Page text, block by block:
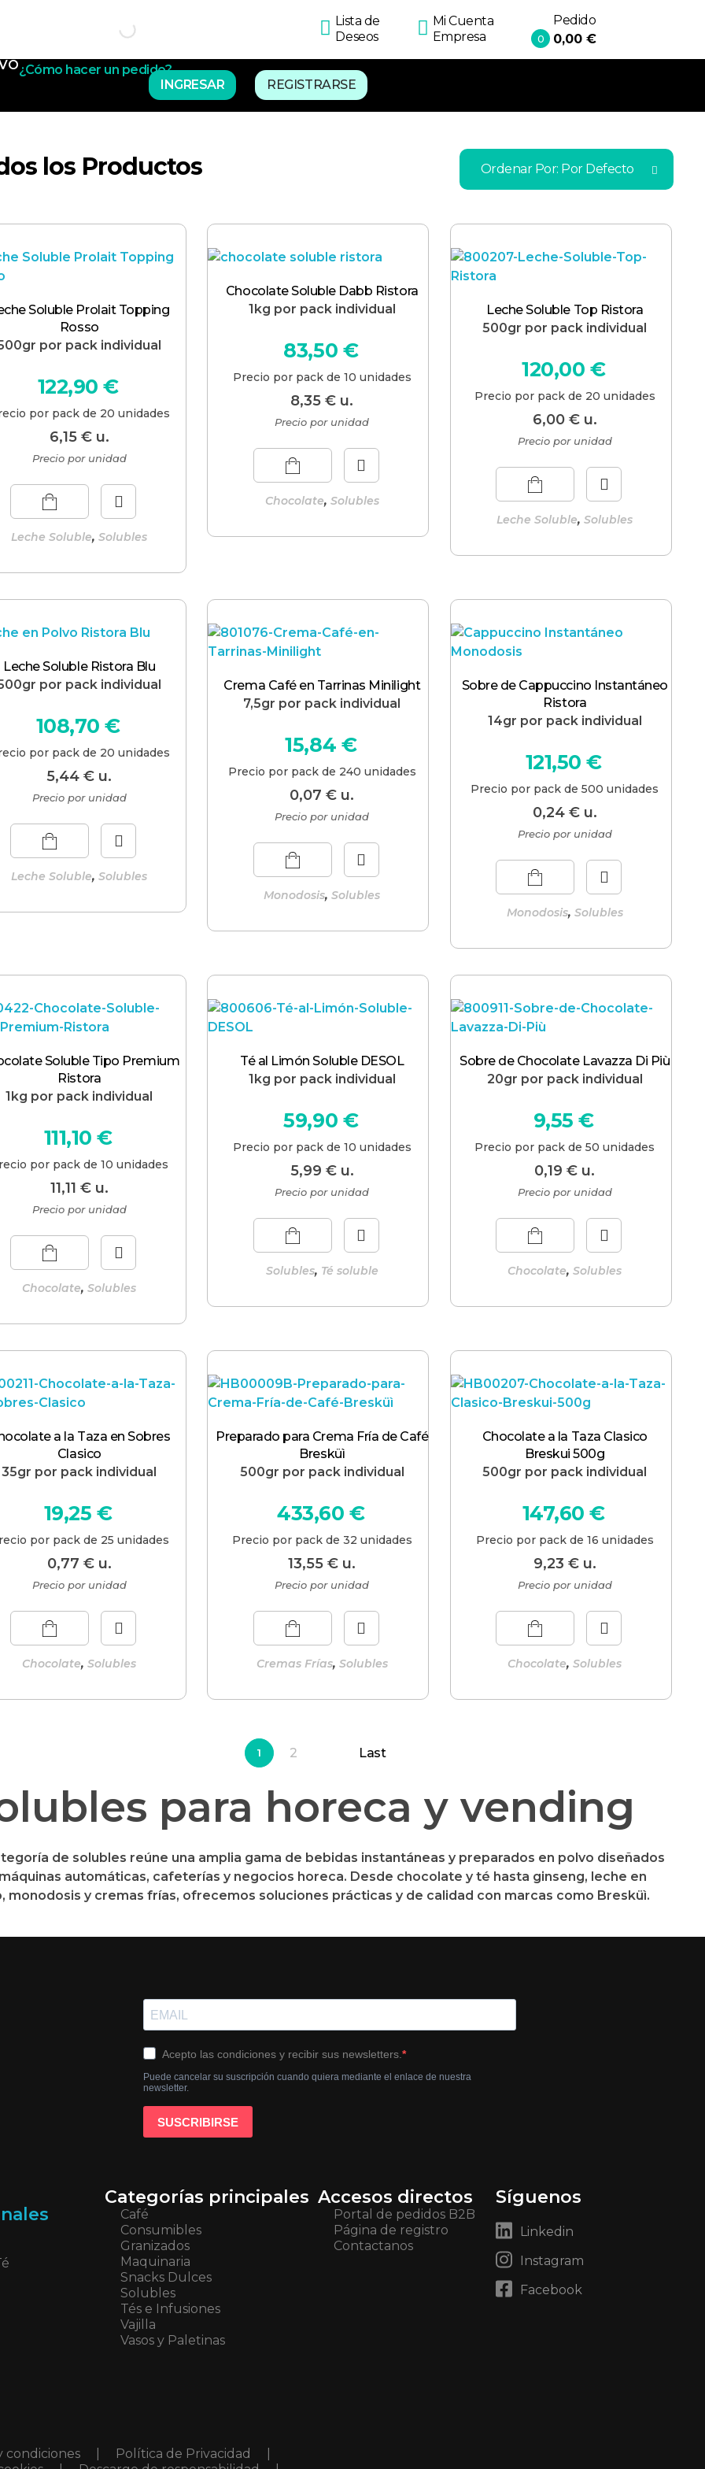
Lista de
Deseos
Mi Cuenta
Empresa
0
Pedido
0,00€
¿Cómo hacer un pedido?
INGRESAR
REGISTRARSE
los Productos Ordenar Por: Por Defecto
Soluble Prolait Topping
Rosso
por pack individual
6,15 €u.
122,90€
por pack de 20 unidades
Leche Soluble,Solubles
Precio por unidad
Chocolate Soluble Dabb Ristora
1kg por pack individual
8,35€ u.
83,50 €
Precio por pack de 10 unidades
Chocolate, Solubles
Precio por unidad
Leche Soluble Top Ristora
500gr por pack individual
6,00 €u.
120,00 €
Precio por pack de 20 unidades
Leche Soluble,Solubles
Precio por unidad
Leche Soluble Ristora Blu
por pack individual
5,44€ u.
108,70€
por pack de 20 unidades
Leche Soluble,Solubles
Precio por unidad
Crema Café en Tarrinas Minilight
7,5gr por pack individual
0,07€ u.
15,84 €
Precio por pack de 240 unidades
Monodosis,Solubles
Precio por unidad
Sobre de Cappuccino Instantáneo
Ristora
14gr por pack individual
0,24 €u.
121,50€
Precio por pack de 500 unidades
Monodosis, Solubles
Precio por unidad
Soluble Tipo Premium
Ristora
1kg por pack individual
11,11 €u.
111,10€
por pack de 10 unidades
Chocolate,Solubles
Precio por unidad
Té al Limón Soluble DESOL
1kg por pack individual
5,99 €u.
59,90 €
Precio por pack de 10 unidades
Solubles, Té soluble
Precio por unidad
Sobre de Chocolate Lavazza Di Più
20gr por pack individual
0,19€ u.
9,55€
Precio por pack de 50 unidades
Chocolate,Solubles
Precio por unidad
a la Taza en Sobres
Clasico
35gr por pack individual
0,77 €u.
19,25€
por pack de 25 unidades
Chocolate,Solubles
Precio por unidad
Preparado para Crema Fría de Café
Bresküì
500gr por pack individual
13,55€ u.
433,60 €
Precio por pack de 32 unidades
Cremas Frías, Solubles
Precio por unidad
Chocolate a la Taza Clasico
Breskui 500g
500gr por pack individual
9,23 €u.
147,60€
Precio por pack de 16 unidades
Chocolate,Solubles
Precio por unidad
1 2 Last
para horeca y vending
de solubles reúne una amplia gama de bebidas instantáneas y preparados en polvo diseñados
automáticas, cafeterías y negocios horeca. Desde chocolate y té hasta ginseng, leche en
monodosis y cremas frías, ofrecemos soluciones prácticas y de calidad con marcas como Bresküì.
Categorías principales
Café
Consumibles
Granizados
Maquinaria
Snacks Dulces
Solubles
Tés e Infusiones
Vajilla
Vasos y Paletinas
Accesos directos
Portal de pedidos B2B
Página de registro
Contactanos
Síguenos
Linkedin
Instagram
Facebook
condiciones Política de Privacidad